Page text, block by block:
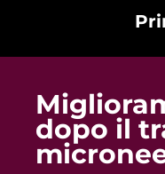
con il
oro: